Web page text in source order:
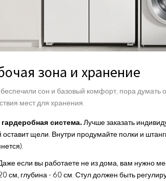
зона и хранение
сон и базовый комфорт, пора думать
мест для хранения.
система.Лучше заказать
оставит щели. Внутри продумайте полки и
если вы работаете не из дома, вам нужно
см, глубина - 60 см. Стул должен быть